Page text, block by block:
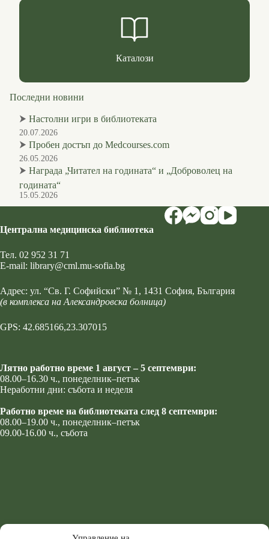
Каталози
Последни новини
⮞ Настолни игри в библиотеката
20.07.2026
⮞ Пробен достъп до Medcourses.com
26.05.2026
⮞ Награда „Читател на годината“ и „Доброволец на
годината“
15.05.2026
Централна медицинска библиотека
Тел. 02 952 31 71
Е-mail: library@cml.mu-sofia.bg
Адрес: ул. “Св. Г. Софийски” № 1 , 1431 София, България
(в комплекса на Александровска болница)
GPS: 42.685166,23.307015
Лятно работно време 1 август – 5 септември:
08.00–16.30 ч., понеделник–петък
Неработни дни: събота и неделя
Работно време на библиотеката след 8 септември:
08.00–19.00 ч., понеделник–петък
09.00-16.00 ч., събота